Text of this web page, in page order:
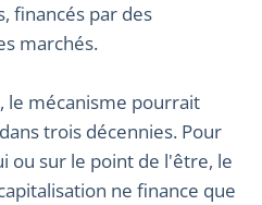
financés par des
marchés.
le mécanisme pourrait
trois décennies. Pour
ou sur le point de l'être, le
ne finance que